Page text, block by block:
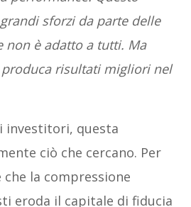
sforzi da parte delle
non è adatto a tutti. Ma
risultati migliori nel
investitori, questa
ciò che cercano. Per
che la compressione
eroda il capitale di fiducia